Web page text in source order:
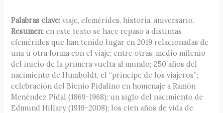
Palabras clave: viaje, efemérides, historia, aniversario.
Resumen: en este texto se hace repaso a distintas
efemérides que han tenido lugar en 2019 relacionadas de
una u otra forma con el viaje; entre otras: medio milenio
del inicio de la primera vuelta al mundo; 250 años del
nacimiento de Humboldt, el “príncipe de los viajeros”;
celebración del Bienio Pidalino en homenaje a Ramón
Menéndez Pidal (1869-1968); un siglo del nacimiento de
Edmund Hillary (1919-2008); los cien años de vida de